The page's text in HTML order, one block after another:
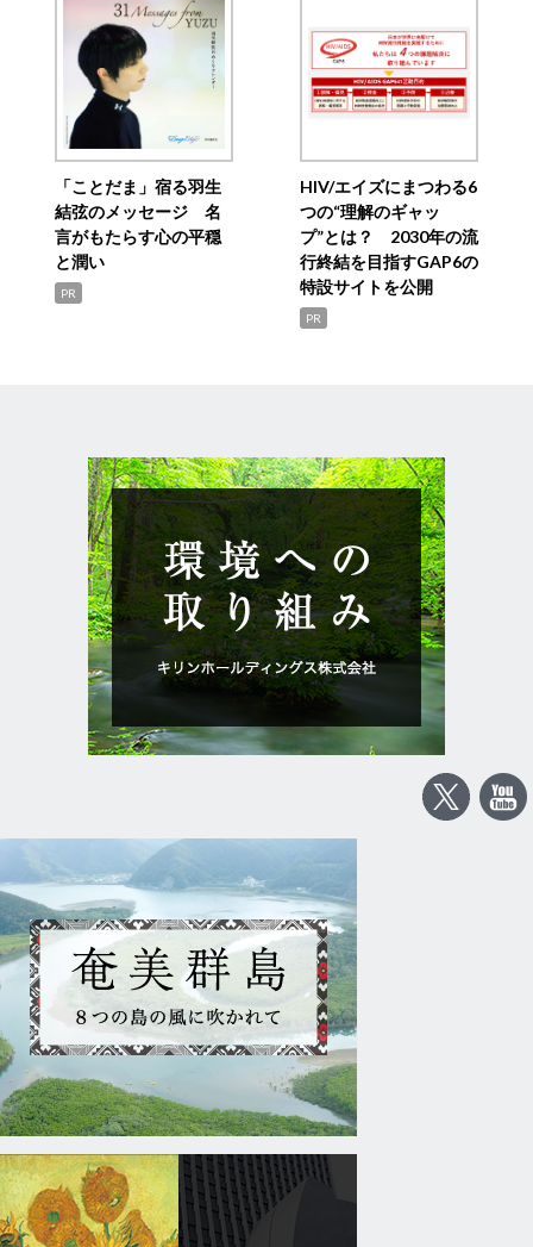
「ことだま」宿る羽生
結弦のメッセージ 名
言がもたらす心の平穏
と潤い
PR
HIV/エイズにまつわる6
つの“理解のギャッ
プ”とは？ 2030年の流
行終結を目指すGAP6の
特設サイトを公開
PR